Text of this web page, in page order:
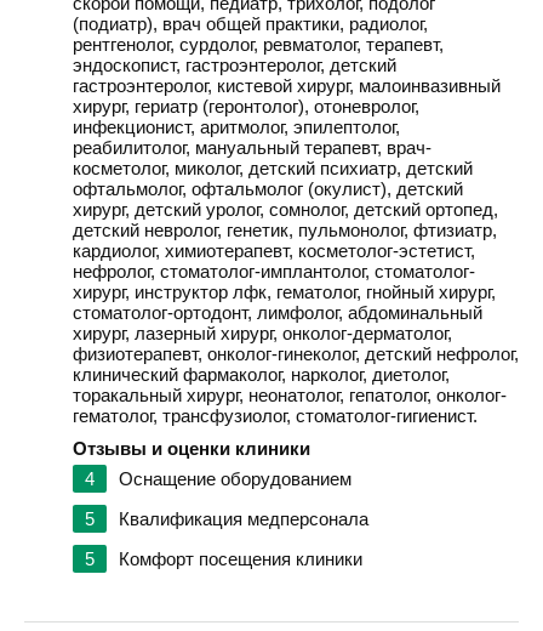
(подиатр), врач общей практики, радиолог,
рентгенолог, сурдолог, ревматолог, терапевт,
эндоскопист, гастроэнтеролог, детский
гастроэнтеролог, кистевой хирург, малоинвазивный
хирург, гериатр (геронтолог), отоневролог,
инфекционист, аритмолог, эпилептолог,
реабилитолог, мануальный терапевт, врач-
косметолог, миколог, детский психиатр, детский
офтальмолог, офтальмолог (окулист), детский
хирург, детский уролог, сомнолог, детский ортопед,
детский невролог, генетик, пульмонолог, фтизиатр,
кардиолог, химиотерапевт, косметолог-эстетист,
нефролог, стоматолог-имплантолог, стоматолог-
хирург, инструктор лфк, гематолог, гнойный хирург,
стоматолог-ортодонт, лимфолог, абдоминальный
хирург, лазерный хирург, онколог-дерматолог,
физиотерапевт, онколог-гинеколог, детский нефролог,
клинический фармаколог, нарколог, диетолог,
торакальный хирург, неонатолог, гепатолог, онколог-
гематолог, трансфузиолог, стоматолог-гигиенист.
Отзывы и оценки клиники
4
Оснащение оборудованием
5
Квалификация медперсонала
5
Комфорт посещения клиники